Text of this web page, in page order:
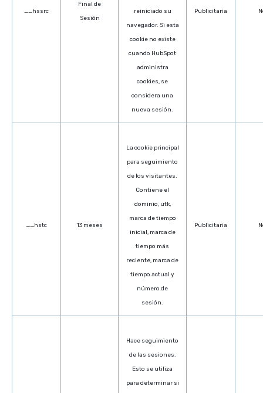
__hssrc
Final de
Sesión
reiniciado su
navegador. Si esta
cookie no existe
cuando HubSpot
administra
cookies, se
considera una
nueva sesión.
Publicitaria
__hstc 13 meses
La cookie principal
para seguimiento
de los visitantes.
Contiene el
dominio, utk,
marca de tiempo
inicial, marca de
tiempo más
reciente, marca de
tiempo actual y
número de
sesión.
Publicitaria
Hace seguimiento
de las sesiones.
Esto se utiliza
para determinar si